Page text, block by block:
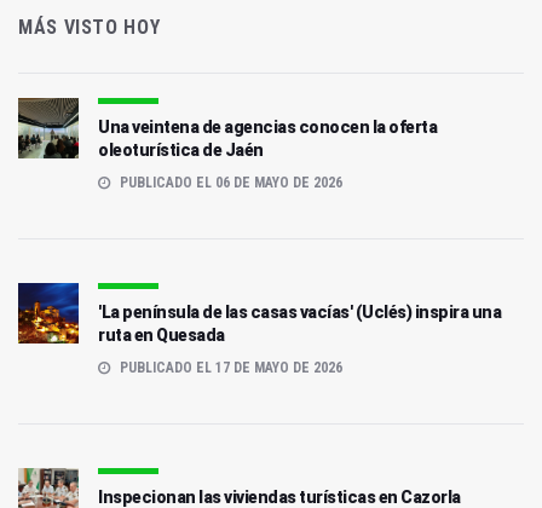
MÁS VISTO HOY
Una veintena de agencias conocen la oferta
oleoturística de Jaén
PUBLICADO EL 06 DE MAYO DE 2026
'La península de las casas vacías' (Uclés) inspira una
ruta en Quesada
PUBLICADO EL 17 DE MAYO DE 2026
Inspecionan las viviendas turísticas en Cazorla